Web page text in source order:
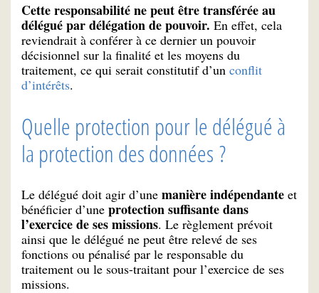
Cette responsabilité ne peut être transférée au
délégué par délégation de pouvoir. En effet, cela
reviendrait à conférer à ce dernier un pouvoir
décisionnel sur la finalité et les moyens du
traitement, ce qui serait constitutif d’un conflit
d’intérêts.
Quelle protection pour le délégué à
la protection des données ?
Le délégué doit agir d’une manière indépendante et
bénéficier d’une protection suffisante dans
l’exercice de ses missions. Le règlement prévoit
ainsi que le délégué ne peut être relevé de ses
fonctions ou pénalisé par le responsable du
traitement ou le sous-traitant pour l’exercice de ses
missions.